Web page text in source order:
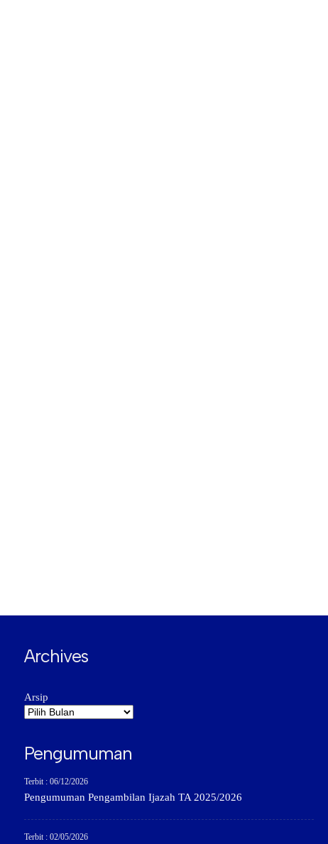
Archives
Arsip
Pengumuman
Terbit : 06/12/2026
Pengumuman Pengambilan Ijazah TA 2025/2026
Terbit : 02/05/2026